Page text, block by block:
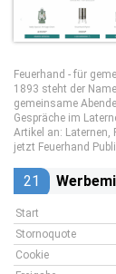
Feuerhand - für
1893 steht der
gemeinsame
Gespräche im
Artikel an: Laternen,
jetzt Feuerhand
21
Start
Stornoquote
Cookie